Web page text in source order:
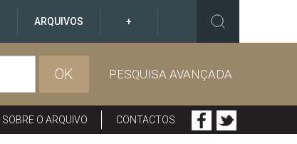
ARQUIVOS +
OK PESQUISA AVANÇADA
SOBRE O ARQUIVO CONTACTOS